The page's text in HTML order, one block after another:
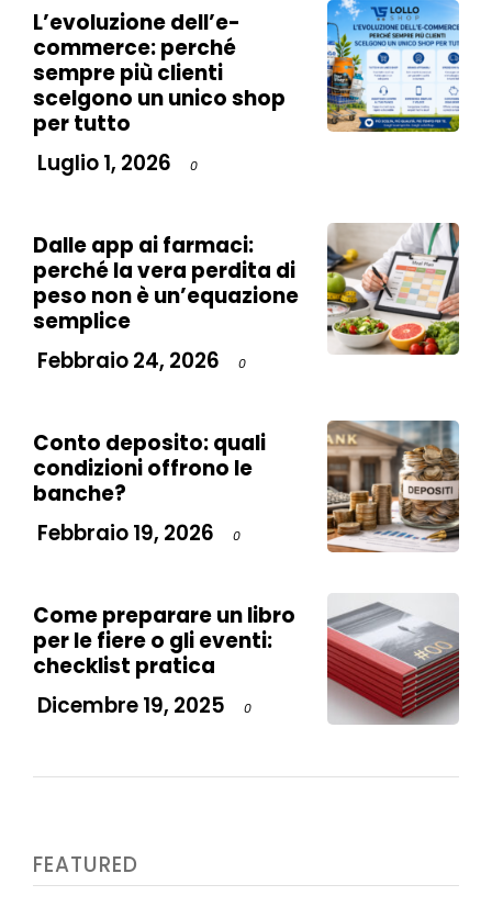
L’evoluzione dell’e-
commerce: perché
sempre più clienti
scelgono un unico shop
per tutto
Luglio 1, 2026
0
Dalle app ai farmaci:
perché la vera perdita di
peso non è un’equazione
semplice
Febbraio 24, 2026
0
Conto deposito: quali
condizioni offrono le
banche?
Febbraio 19, 2026
0
Come preparare un libro
per le fiere o gli eventi:
checklist pratica
Dicembre 19, 2025
0
FEATURED